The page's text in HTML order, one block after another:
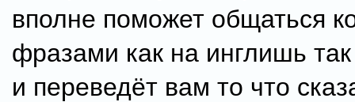
вполне поможет общаться
фразами как на инглишь
и переведёт вам то что